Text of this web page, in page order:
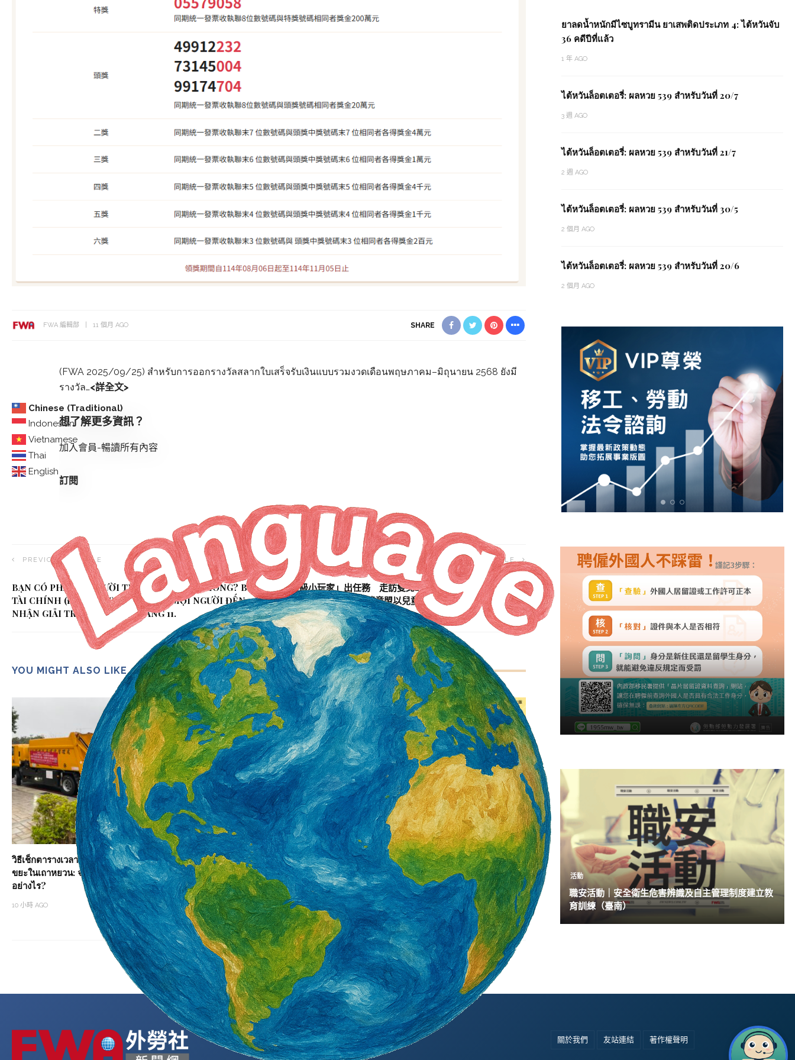
Chinese (Traditional)
Indonesian
Vietnamese
Thai
English
FWA 編輯部 11 個月 AGO SHARE
(FWA 2025/09/25) สำหรับการออกรางวัลสลากใบเสร็จรับเงินแบบรวมงวดเดือนพฤษภาคม–มิถุนายน 2568 ยังมี
รางวัล…<詳全文>
想了解更多資訊？
加入會員-暢讀所有內容
訂閱
PREVIOUS ARTICLE
BẠN CÓ PHẢI LÀ NGƯỜI TRÚNG THƯỞNG KHÔNG? BỘ
TÀI CHÍNH (ĐÀI LOAN) NHẮC NHỞ MỌI NGƯỜI ĐẾN
NHẬN GIẢI TRƯỚC NGÀY 5 THÁNG 11.
NEXT ARTICLE
「超級小玩家」出任務 走訪雙北274座共融遊戲場檢視成果出
爐 身障童盟以兒童為主體，推動友善共融環境
YOU MIGHT ALSO LIKE
วิธีเช็กตารางเวลารถขยะและคู่มือการทิ้ง
ขยะในเถาหยวน: จะตรวจสอบเส้นได้
อย่างไร?
10 小時 AGO
โรคซิฟิลิส พบเร็ว รักษาได้
14 小時 AGO
วันที่ 7 สิงหาคมและวันที่ 10–13 สิงหาคม
2569 การซ้อมป้องกันภัยทางอากาศร่วม
ระหว่างทหาร-พลเรือน
2 天 AGO
ยาลดน้ำหนักมีไซบูทรามีน ยาเสพติดประเภท 4: ไต้หวันจับ
36 คดีปีที่แล้ว
1 年 AGO
ไต้หวันล็อตเตอรี่: ผลหวย 539 สำหรับวันที่ 20/7
3 週 AGO
ไต้หวันล็อตเตอรี่: ผลหวย 539 สำหรับวันที่ 21/7
2 週 AGO
ไต้หวันล็อตเตอรี่: ผลหวย 539 สำหรับวันที่ 30/5
2 個月 AGO
ไต้หวันล็อตเตอรี่: ผลหวย 539 สำหรับวันที่ 20/6
2 個月 AGO
活動
職安活動｜安全衛生危害辨識及自主管理制度建立教
育訓練（臺南）
外籍勞工通訊社版權所有 ©
關於我們 友站連結 著作權聲明